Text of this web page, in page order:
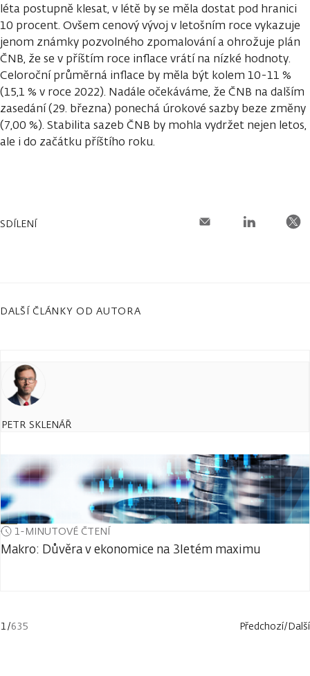
léta postupně klesat, v létě by se měla dostat pod hranici
10 procent. Ovšem cenový vývoj v letošním roce vykazuje
jenom známky pozvolného zpomalování a ohrožuje plán
ČNB, že se v příštím roce inflace vrátí na nízké hodnoty.
Celoroční průměrná inflace by měla být kolem 10-11 %
(15,1 % v roce 2022). Nadále očekáváme, že ČNB na dalším
zasedání (29. března) ponechá úrokové sazby beze změny
(7,00 %). Stabilita sazeb ČNB by mohla vydržet nejen letos,
ale i do začátku příštího roku.
SDÍLENÍ
DALŠÍ ČLÁNKY OD AUTORA
PETR SKLENÁŘ
1-MINUTOVÉ ČTENÍ
Makro: Důvěra v ekonomice na 3letém maximu
1/635 Předchozí/Další